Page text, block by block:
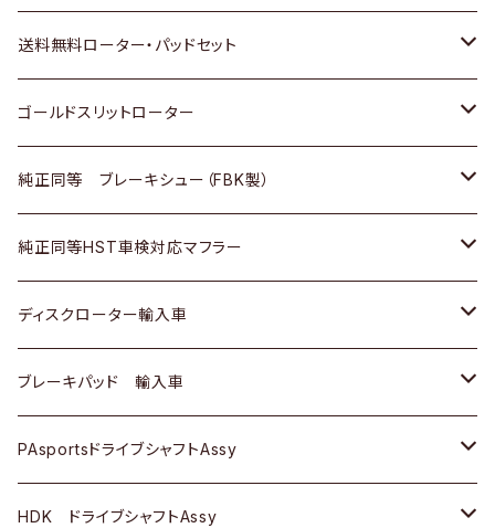
日野
三菱ふそう
ＢＭＷ
日野
三菱ふそう
三菱ふそう
その他
三菱
スバル
ダイハツ
マツダ
三菱
スバル
マツダ
三菱
日産
ダイハツ
マツダ
三菱
スバル
スズキ
日産
いすゞ
ダイハツ
マツダ
三菱
スバル
ＢＥＮＺ
ホンダ
スズキ
日産
ダイハツ
マツダ
三菱
スバル
トヨタ
ホンダ
日産
いすゞ
ダイハツ
マツダ
三菱
スバル
送料無料ローター・パッドセット
トヨタ
ホンダ
スズキ
日産
ダイハツ
マツダ
三菱
ゴールドスリットローター
トヨタ
ホンダ
スズキ
日産
ダイハツ
マツダ
純正同等 ブレーキシュー（FBK製）
ホンダ
スズキ
日産
ダイハツ
マツダ
純正同等HST車検対応マフラー
トヨタ
ホンダ
スズキ
日産
ディスクローター輸入車
ＡＵＤＩ
ＢＥＮＺ
ＢＭＷ
ブレーキパッド 輸入車
ＢＥＮＺ
ＢＭＷ
PAsportsドライブシャフトAssy
トヨタ
HDK ドライブシャフトAssy